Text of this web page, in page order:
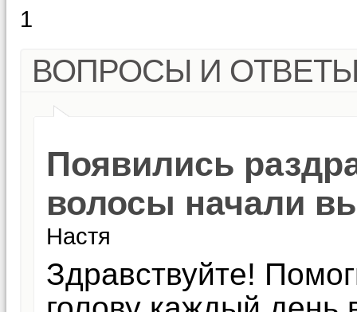
1
ВОПРОСЫ И
Появились
волосы начали
Настя
Здравствуйте!